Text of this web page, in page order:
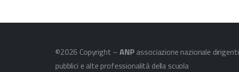
©2026 Copyright –ANP associazione nazionale dirigenti
pubblici e alte professionalità della scuola